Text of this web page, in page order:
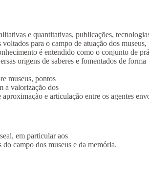
e quantitativas, publicações,
para o campo de atuação dos museus,
é entendido como o conjunto de
origens de saberes e fomentados de forma
museus, pontos
a valorização dos
e articulação entre os agentes
em particular aos
campo dos museus e da memória.